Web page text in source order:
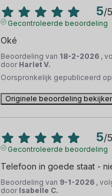
5/5
Gecontroleerde beoordeling
Oké
Beoordeling van 18-2-2026 ,
door Harlet V.
Oorspronkelijk gepubliceerd
Originele beoordeling
5/5
Gecontroleerde beoordeling
Telefoon in goede staat -
Beoordeling van 9-1-2026 ,
door Isabelle C.